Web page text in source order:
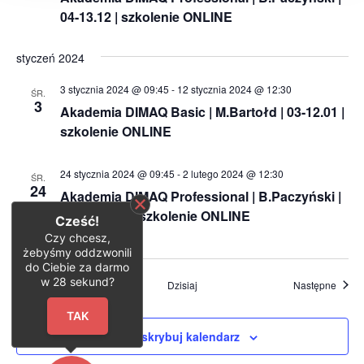
04-13.12 | szkolenie ONLINE
styczeń 2024
ŚR.
3
Akademia DIMAQ Basic | M.Bartołd | 03-12.01 |
szkolenie ONLINE
3 stycznia 2024 @ 09:45 - 12 stycznia 2024 @ 12:30
ŚR.
24
Akademia DIMAQ Professional | B.Paczyński |
24.01-02.02 | szkolenie ONLINE
24 stycznia 2024 @ 09:45 -2 lutego 2024 @ 12:30
PoprzednieWydarzenia Dzisiaj Następne
Zasubskrybuj kalendarz
Cześć!
Czy chcesz,
żebyśmy oddzwonili
do Ciebie za darmo
w 28 sekund?
TAK